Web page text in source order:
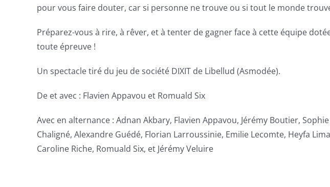
pour vous faire douter, car si personne ne trouve ou si tout le monde
Préparez-vous à rire, à rêver, et à tenter de gagner face à cette équipe
toute épreuve !
Un spectacle tiré du jeu de société DIXIT de Libellud (Asmodée).
De et avec : Flavien Appavou et Romuald Six
Avec en alternance : Adnan Akbary, Flavien Appavou, Jérémy Boutier,
Chaligné, Alexandre Guédé, Florian Larroussinie, Emilie Lecomte, Heyfa
Caroline Riche, Romuald Six, et Jérémy Veluire